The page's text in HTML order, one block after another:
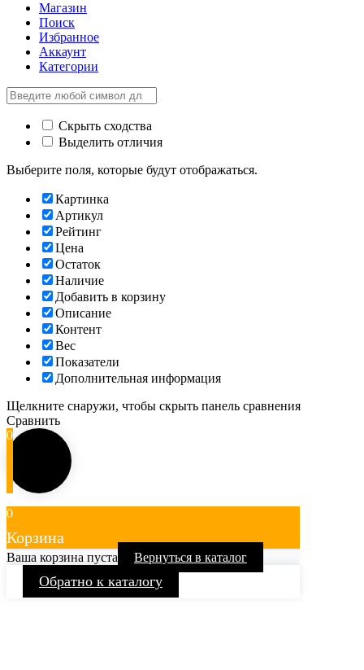
Магазин
Поиск
Избранное
Аккаунт
Категории
Скрыть сходства
Выделить отличия
Выберите поля, которые будут отображаться.
Картинка
Артикул
Рейтинг
Цена
Остаток
Наличие
Добавить в корзину
Описание
Контент
Вес
Показатели
Дополнительная информация
Щелкните снаружи, чтобы скрыть панель сравнения
Сравнить
0
0
Корзина
Ваша корзина пуста Вернуться в каталог
Обратно к каталогу